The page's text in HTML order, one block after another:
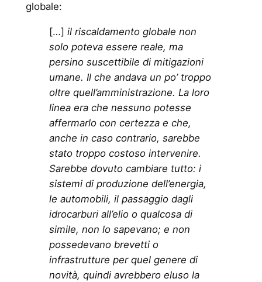
globale:
[…] il riscaldamento globale non
solo poteva essere reale, ma
persino suscettibile di mitigazioni
umane. Il che andava un po’ troppo
oltre quell’amministrazione. La loro
linea era che nessuno potesse
affermarlo con certezza e che,
anche in caso contrario, sarebbe
stato troppo costoso intervenire.
Sarebbe dovuto cambiare tutto: i
sistemi di produzione dell’energia,
le automobili, il passaggio dagli
idrocarburi all’elio o qualcosa di
simile, non lo sapevano; e non
possedevano brevetti o
infrastrutture per quel genere di
novità, quindi avrebbero eluso la